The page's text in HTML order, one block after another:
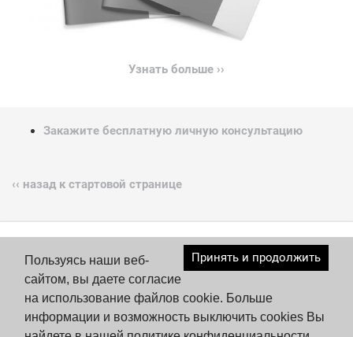
Узнать больше ››
Закажите бесплатную личную консультацию
‹‹ назад к стартовой странице
Контакт
Контакты
Принять и продолжить
Пользуясь наши веб-
сайтом, вы даете согласие
на использование файлов сookie. Больше
информации и возможность выключить cookies Вы